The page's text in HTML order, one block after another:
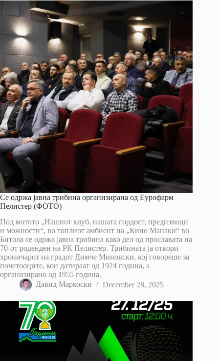
Се одржа јавна трибина организирана од Еурофарм
Пелистер (ФОТО)
Под мотото „Нашиот клуб, нашата гордост, предизвици
и можности“, во топлиот амбиент на „Кино Манаки“ во
Битола се одржа јавна трибина како дел од прославата на
70-от роденден на РК Пелистер. Трибината ја отвори
хроничарот на градот Димче Миновски, кој говореше за
почетооците, кои датираат од 1924 година, а
организирано од 1955 година.
Давид Маркоски
December 28, 2025